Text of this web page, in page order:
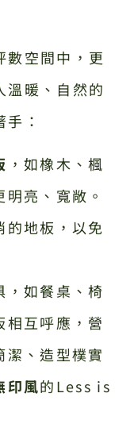
數空間中，更
溫暖、自然的
：
，如橡木、楓
亮、寬敞。
的地板，以免
，如餐桌、椅
相互呼應，營
潔、造型樸實
印風的Less is